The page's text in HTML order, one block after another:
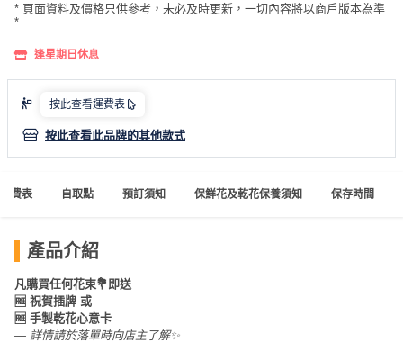
P
r
t
y
o
m
會
食
特
活
類
型
搞
P
r
y
朋
友
聚
活
動
略
活
動
攻
略
會
員
計
劃
* 頁面資料及價格只供參考，未必及時更新，一切內容將以商戶版本為準
*
逢星期日休息
按此查看運費表
按此查看此品牌的其他款式
運費表 自取點 預訂須知 保鮮花及乾花保養須知 保存時間
產品介紹
凡購買任何花束💐即送
🆓 祝賀插牌 或
🆓 手製乾花心意卡
— 詳情請於落單時向店主了解✨